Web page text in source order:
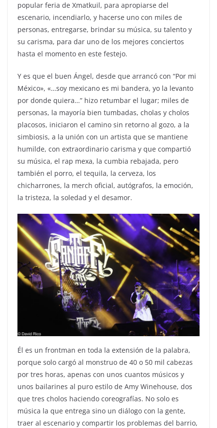
popular feria de Xmatkuil, para apropiarse del
escenario, incendiarlo, y hacerse uno con miles de
personas, entregarse, brindar su música, su talento y
su carisma, para dar uno de los mejores conciertos
hasta el momento en este festejo.
Y es que el buen Ángel, desde que arrancó con “Por mi
México», «…soy mexicano es mi bandera, yo la levanto
por donde quiera…” hizo retumbar el lugar; miles de
personas, la mayoría bien tumbadas, cholas y cholos
placosos, iniciaron el camino sin retorno al gozo, a la
simbiosis, a la unión con un artista que se mantiene
humilde, con extraordinario carisma y que compartió
su música, el rap mexa, la cumbia rebajada, pero
también el porro, el tequila, la cerveza, los
chicharrones, la merch oficial, autógrafos, la emoción,
la tristeza, la soledad y el desamor.
Él es un frontman en toda la extensión de la palabra,
porque solo cargó al monstruo de 40 o 50 mil cabezas
por tres horas, apenas con unos cuantos músicos y
unos bailarines al puro estilo de Amy Winehouse, dos
que tres cholos haciendo coreografías. No solo es
música la que entrega sino un diálogo con la gente,
traer al escenario y compartir los problemas del barrio,